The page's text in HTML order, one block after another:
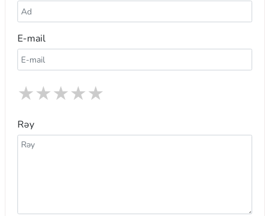
E-mail
★
★
★
★
★
Rəy